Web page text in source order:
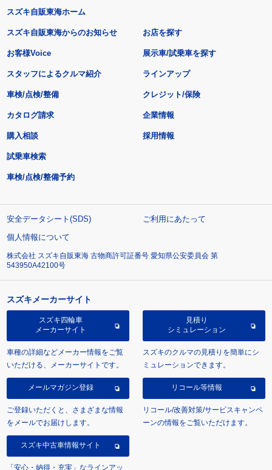
スズキ自販東海ホーム
スズキ自販東海からのお知らせ
お客様Voice
スタッフによるクルマ紹介
お店を探す
展示車/試乗車を探す
ラインアップ
車検/点検/整備 クレジット/保険
カタログ請求
購入相談
試乗車検索
車検/点検/整備予約
企業情報
採用情報
安全データシート(SDS)
ご利用にあたって
個人情報について
株式会社 スズキ自販東海 古物商許可証番号 愛知県公安委員会 第
543950A42100号
スズキメーカーサイト
スズキ四輪車
メーカーサイト
車種の詳細などメーカー情報をご覧
いただける、メーカーサイトです。
見積り
シミュレーション
スズキのクルマの見積りを簡単にシ
ミュレーションできます。
メールマガジン登録
ご登録いただくと、さまざまな情報
をメールでお届けします。
リコール等情報
リコール/改善対策/サービスキャンペ
ーンの情報をご覧いただけます。
スズキ中古車情報サイト
「安心・納得・充実」なラインアッ